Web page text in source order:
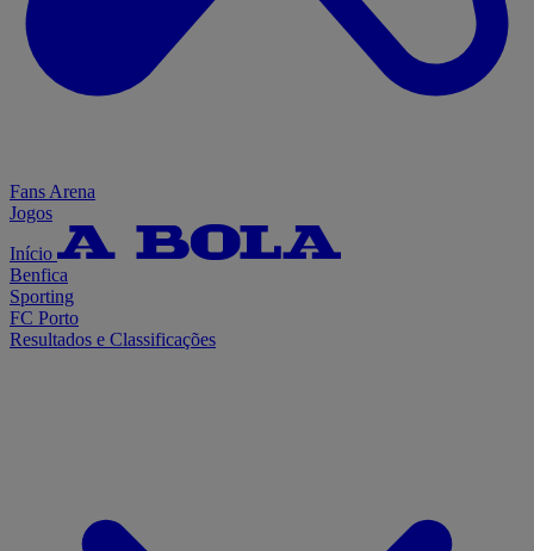
Fans Arena
Jogos
Início
Benfica
Sporting
FC Porto
Resultados e Classificações